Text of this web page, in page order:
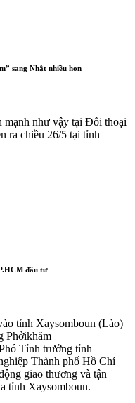
sang Nhật nhiều hơn
mạnh như vậy tại Đối thoại
ra chiều 26/5 tại tỉnh
đầu tư
tỉnh Xaysomboun (Lào)
Phởikhăm
Tỉnh trưởng tỉnh
Thành phố Hồ Chí
giao thương và tận
tỉnh Xaysomboun.